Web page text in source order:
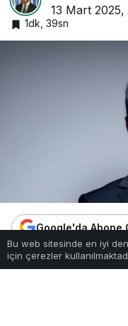
13 Mart 2025,
1dk, 39sn
Google'da Abone
0 Paylaş
Bu web sitesinde en iyi
için çerezler
Anasayfa